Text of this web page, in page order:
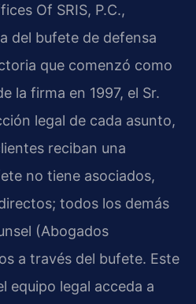
Of SRIS, P.C.,
del bufete de defensa
que comenzó como
la firma en 1997, el Sr.
legal de cada asunto,
reciban una
no tiene asociados,
todos los demás
(Abogados
a través del bufete. Este
equipo legal acceda a